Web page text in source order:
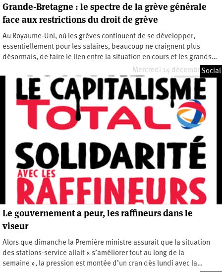
Grande-Bretagne : le spectre de la grève générale
face aux restrictions du droit de grève
Au Royaume-Uni, où les grèves continuent de se développer,
essentiellement pour les salaires, beaucoup ne craignent plus
désormais, de faire le lien entre la situation en cours et les grands…
Mercredi 14 décembre 2022
Social
Le gouvernement a peur, les raffineurs dans le
viseur
Alors que dimanche la Première ministre assurait que la situation
des stations-service allait « s’améliorer tout au long de la
semaine », la pression est montée d’un cran dès lundi avec la…